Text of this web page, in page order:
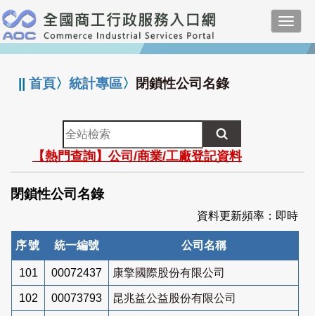
跳
到
主
要
:::
||首頁〉統計專區〉 閉鎖性公司名錄
全
站
檢
索
【熱門查詢】公司/商業/工廠登記資料
閉鎖性公司名錄
資料更新頻率：即時
序號 統一編號 公司名稱
101 00072437 康擎國際股份有限公司
102 00073793 昆兆益公益股份有限公司